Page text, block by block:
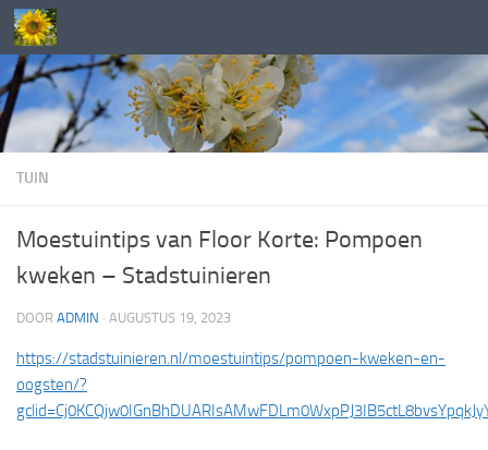
Doorgaan naar inhoud
TUIN
Moestuintips van Floor Korte: Pompoen
kweken – Stadstuinieren
DOOR ADMIN · AUGUSTUS 19, 2023
https://stadstuinieren.nl/moestuintips/pompoen-kweken-en-
oogsten/?